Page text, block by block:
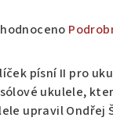
písní II pro
ukulele,
upravil Ondřej